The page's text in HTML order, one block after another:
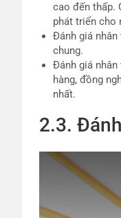
cao đến thấp.
phát triển cho
Đánh giá
chung.
Đánh giá nhân
hàng, đồng
nhất.
2.3.